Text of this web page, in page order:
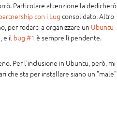
Particolare attenzione la dedicherò
con i Lug consolidato. Altro
per rodarci a organizzare un Ubuntu
e il bug #1 è sempre lì pendente.
Per l'inclusione in Ubuntu, però, mi
che sta per installare siano un "male"